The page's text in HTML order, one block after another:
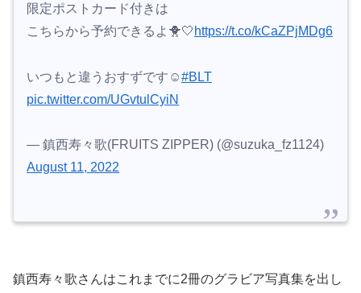
限定ポストカード付きは
こちらから予約できるよ🐥🤍 https://t.co/kCaZPjMDg6
いつもと違うおすずです☺️#BLT
pic.twitter.com/UGvtulCyiN
— 鎮西寿々歌(FRUITS ZIPPER) (@suzuka_fz1124)
August 11, 2022
鎮西寿々歌さんはこれまでに2冊のグラビア写真集を出し